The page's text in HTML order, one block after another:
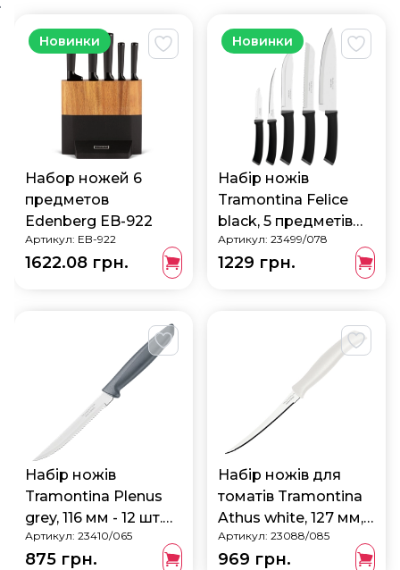
Новинки
Набор ножей 6
предметов
Edenberg EB-922
Артикул: EB-922
1622.08 грн.
Новинки
Набір ножів
Tramontina Felice
black, 5 предметів
23499/078
Артикул: 23499/078
1229 грн.
Набір ножів
Tramontina Plenus
grey, 116 мм - 12 шт.
23410/065
Артикул: 23410/065
875 грн.
Набір ножів для
томатів Tramontina
Athus white, 127 мм,
12 шт 23088/085
Артикул: 23088/085
969 грн.